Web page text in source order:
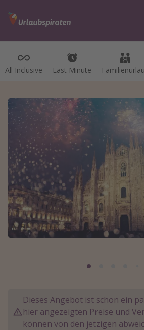
All Inclusive Last Minute
Kategorien
Hotel
Pauschalreisen
Kreuzfahrten
Reiseziele
Alle Reiseziele
Bodensee Urlaub
Gozo Urlaub
Normandie Urlaub
Krabi Urlaub
Tulum Urlaub
Dieses Angebot ist schon ein
hier angezeigten Preise und
können von den jetzigen